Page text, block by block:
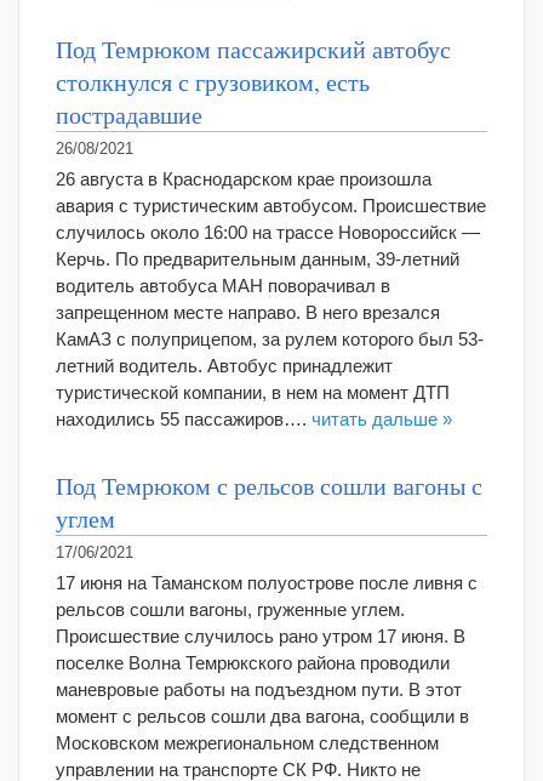
Под Темрюком пассажирский автобус
столкнулся с грузовиком, есть
пострадавшие
26/08/2021
26 августа в Краснодарском крае произошла
авария с туристическим автобусом. Происшествие
случилось около 16:00 на трассе Новороссийск —
Керчь. По предварительным данным, 39-летний
водитель автобуса МАН поворачивал в
запрещенном месте направо. В него врезался
КамАЗ с полуприцепом, за рулем которого был 53-
летний водитель. Автобус принадлежит
туристической компании, в нем на момент ДТП
находились 55 пассажиров…. читать дальше »
Под Темрюком с рельсов сошли вагоны с
углем
17/06/2021
17 июня на Таманском полуострове после ливня с
рельсов сошли вагоны, груженные углем.
Происшествие случилось рано утром 17 июня. В
поселке Волна Темрюкского района проводили
маневровые работы на подъездном пути. В этот
момент с рельсов сошли два вагона, сообщили в
Московском межрегиональном следственном
управлении на транспорте СК РФ. Никто не